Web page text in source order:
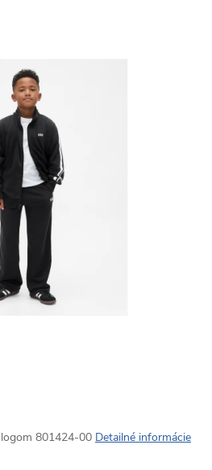
801424-00 Detailné informácie